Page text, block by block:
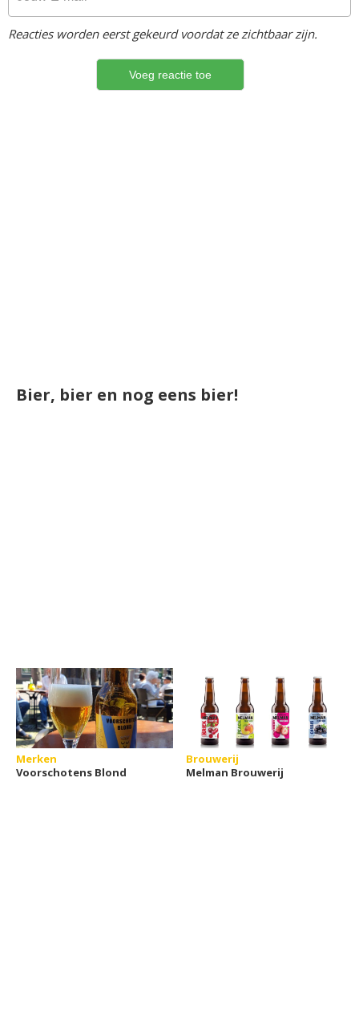
Reacties worden eerst gekeurd voordat ze zichtbaar zijn.
Bier, bier en nog eens bier!
Merken
Voorschotens Blond
Brouwerij
Melman Brouwerij